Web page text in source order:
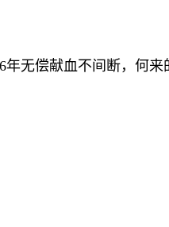
无偿献血不间断，何来